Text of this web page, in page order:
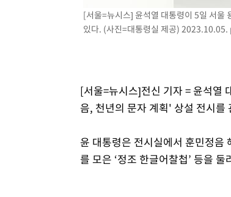
[서울=뉴시스] 윤석열 대통령이 5일 서울
있다. (사진=대통령실 제공) 2023.10.05.
[서울=뉴시스]전신 기자 = 윤석열
음, 천년의 문자 계획' 상설 전시를
윤 대통령은 전시실에서 훈민정음
를 모은 ‘정조 한글어찰첩’ 등을 둘